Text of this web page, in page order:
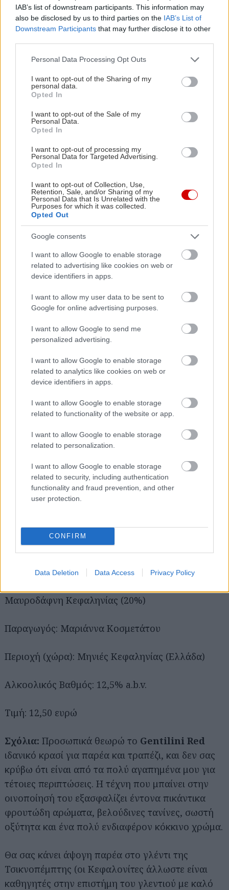
IAB’s list of downstream participants. This information may
also be disclosed by us to third parties on the IAB’s List of
Downstream Participants that may further disclose it to other
Please note that this website/app uses one or more Google
not limited to your visit or usage behaviour. You may click to
grant or deny consent to Google and its third-party tags to
use your data for below specified purposes in below Google
consent section.
Personal Data Processing Opt Outs
I want to opt-out of the Sharing of my
personal data.
Opted In
I want to opt-out of the Sale of my
Personal Data.
Opted In
I want to opt-out of processing my
Personal Data for Targeted Advertising.
Opted In
I want to opt-out of Collection, Use,
Retention, Sale, and/or Sharing of my
Personal Data that Is Unrelated with the
Purposes for which it was collected.
Opted Out
Google consents
I want to allow Google to enable storage
related to advertising like cookies on web or
device identifiers in apps.
I want to allow my user data to be sent to
Google for online advertising purposes.
I want to allow Google to send me
personalized advertising.
I want to allow Google to enable storage
related to analytics like cookies on web or
device identifiers in apps.
I want to allow Google to enable storage
related to functionality of the website or app.
I want to allow Google to enable storage
related to personalization.
I want to allow Google to enable storage
related to security, including authentication
functionality and fraud prevention, and other
user protection.
CONFIRM
Data Deletion Data Access Privacy Policy
Ονομασία: Zweigelt
Χρονιά/εσοδεία: 2004
Παραγωγός: Heike Heinrich
Περιοχή (χώρα): Burgenland (Αυστρία)
Αλκοολικός Βαθμός: 13% a.b.v.
Τιμή: 12,50 ευρώ
από τσιμπούσια και κοψίδια, γιατί δεν είμαι
αρμόδιος επί του θέματος. Από καλό κρασί
καταβάλλουν σοβαρές προσπάθειες για να μπουν
Χαρακτηριστικό παράδειγμα το
προτείνουμε, από τη βασική οινοπαραγωγική
περιοχή Burgenland στη νότια Αυστρία. Ένα
ασυνήθιστο κρασί με γεμάτο σώμα, ζωντανές
τανίνες, και αρώματα με φρουτώδεις και
πικάντικες, ως και καπνιστές νότες. Ό,τι πρέπει
για την τσίκνα της ημέρας δηλαδή! Συνδυάστε το
με ψητό χοιρινό, αλλά και με ό,τι είδους καπνιστό
κρέας ή τυρί αποφασίσετε να σερβίρετε στο
τραπέζι σας.
Ονομασία: Gentilini Red
Μαυροδάφνη Κεφαληνίας (20%)
Παραγωγός: Μαριάννα Κοσμετάτου
Περιοχή (χώρα): Μηνιές Κεφαληνίας (Ελλάδα)
Αλκοολικός Βαθμός: 12,5% a.b.v.
Τιμή: 12,50 ευρώ
Σχόλια: Προσωπικά θεωρώ το Gentilini Red
ιδανικό κρασί για παρέα και τραπέζι, και δεν σας
κρύβω ότι είναι από τα πολύ αγαπημένα μου για
τέτοιες περιπτώσεις. Η τέχνη που μπαίνει στην
οινοποίησή του εξασφαλίζει έντονα πικάντικα
φρουτώδη αρώματα, βελούδινες τανίνες, σωστή
οξύτητα και ένα πολύ ενδιαφέρον κόκκινο χρώμα.
Θα σας κάνει άψογη παρέα στο γλέντι της
Τσικνοπέμπτης (οι Κεφαλονίτες άλλωστε είναι
καθηγητές στην επιστήμη του γλεντιού με καλό